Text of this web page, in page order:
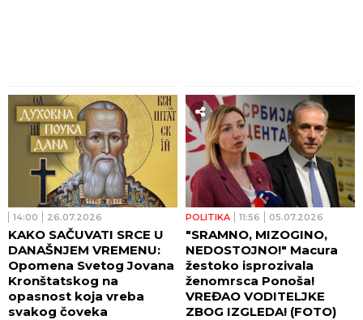
14:00 26.07.2026
KAKO SAČUVATI SRCE U
DANAŠNJEM VREMENU:
Opomena Svetog Jovana
Kronštatskog na
opasnost koja vreba
svakog čoveka
POLITIKA 11:56 05.07.2026
"SRAMNO, MIZOGINO,
NEDOSTOJNO!" Macura
žestoko isprozivala
ženomrsca Ponoša!
VREĐAO VODITELJKE
ZBOG IZGLEDA! (FOTO)